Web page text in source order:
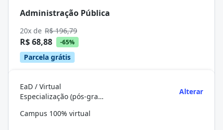
Administração Pública
20x de R$ 196,79
R$ 68,88 -65%
Parcela grátis
EaD / Virtual
Especialização (pós-graduação)
Alterar
Campus 100% virtual